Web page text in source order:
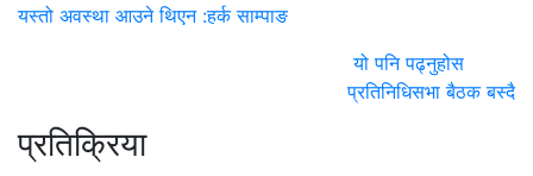
यस्तो अवस्था आउने थिएन :हर्क साम्पाङ
यो पनि पढ्नुहोस
प्रतिनिधिसभा बैठक बस्दै
प्रतिक्रिया